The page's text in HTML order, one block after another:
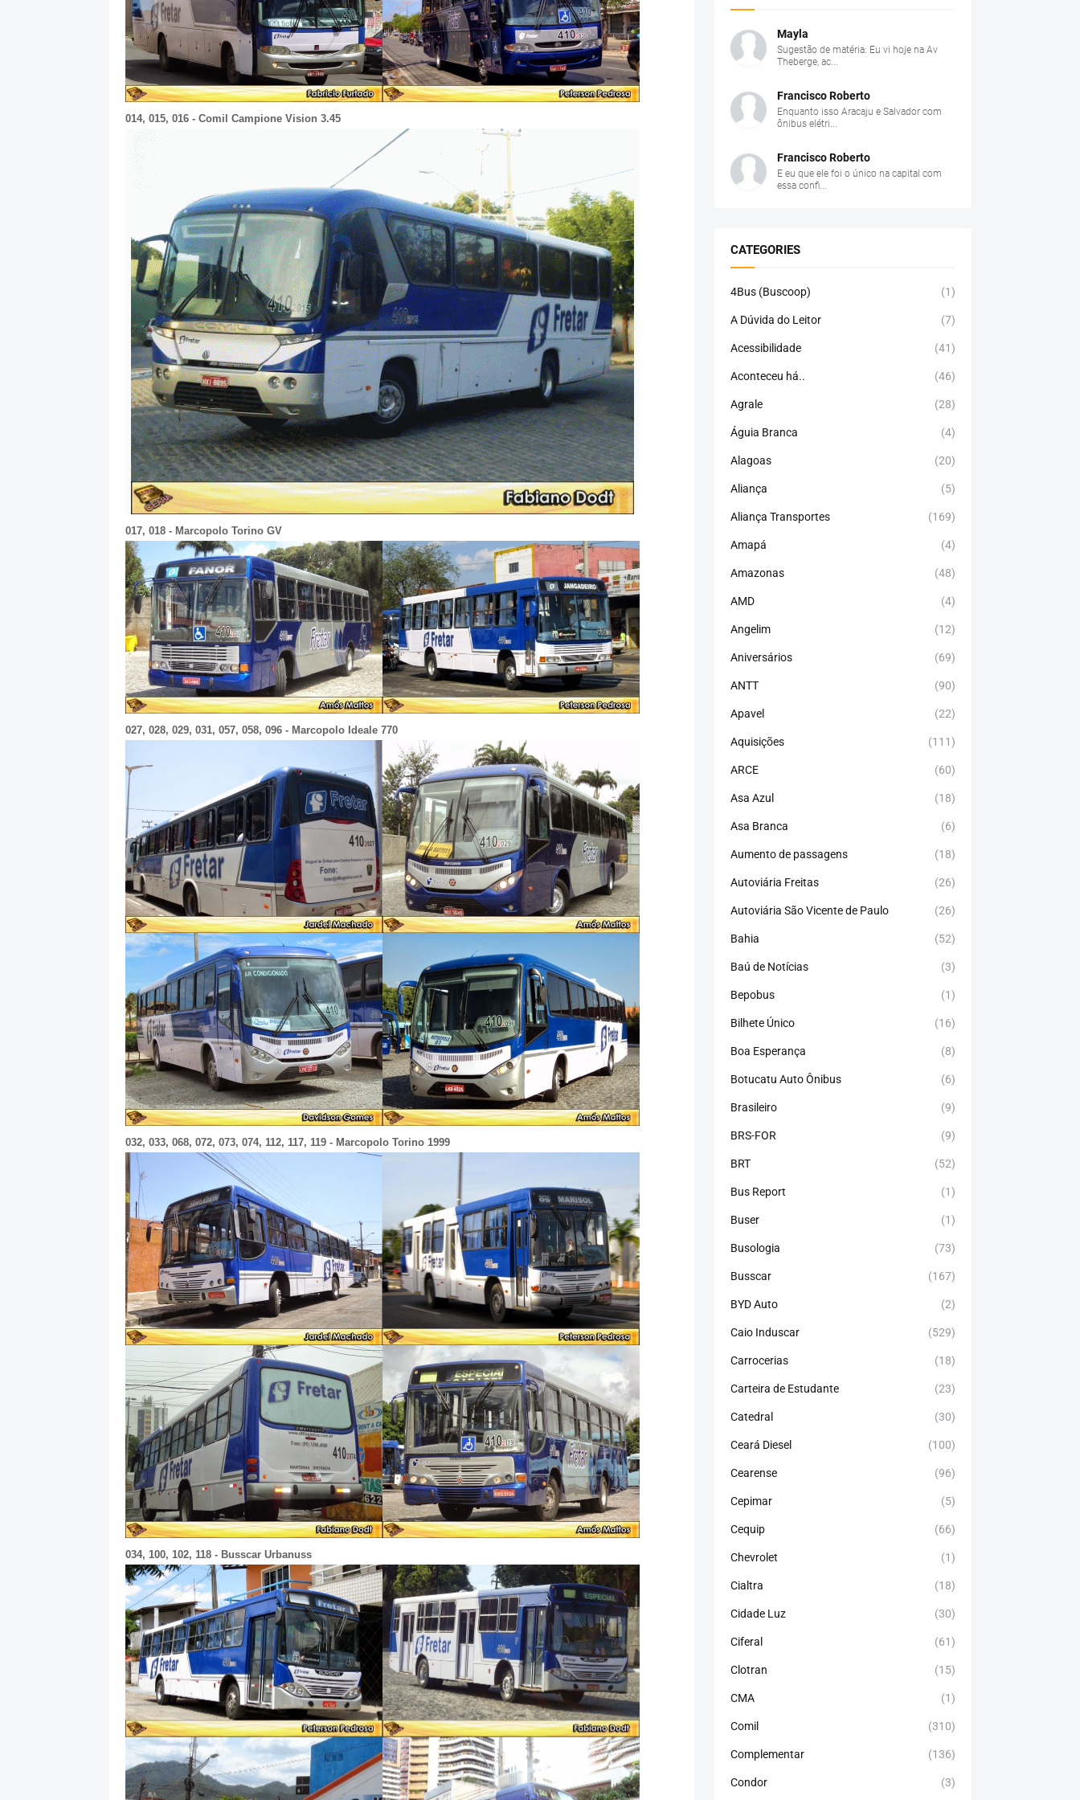
014, 015, 016 - Comil Campione Vision 3.45
017, 018 - Marcopolo Torino GV
027, 028, 029, 031, 057, 058, 096 - Marcopolo Ideale 770
032, 033, 068, 072, 073, 074, 112, 117, 119 - Marcopolo Torino 1999
034, 100, 102, 118 - Busscar Urbanuss
Mayla
Sugestão de matéria: Eu vi hoje na Av
Theberge, ac...
Francisco Roberto
Enquanto isso Aracaju e Salvador com
ônibus elétri...
Francisco Roberto
E eu que ele foi o único na capital com
essa confi...
CATEGORIES
4Bus (Buscoop) (1)
A Dúvida do Leitor (7)
Acessibilidade (41)
Aconteceu há.. (46)
Agrale (28)
Águia Branca (4)
Alagoas (20)
Aliança (5)
Aliança Transportes (169)
Amapá (4)
Amazonas (48)
AMD (4)
Angelim (12)
Aniversários (69)
ANTT (90)
Apavel (22)
Aquisições (111)
ARCE (60)
Asa Azul (18)
Asa Branca (6)
Aumento de passagens (18)
Autoviária Freitas (26)
Autoviária São Vicente de Paulo (26)
Bahia (52)
Baú de Notícias (3)
Bepobus (1)
Bilhete Único (16)
Boa Esperança (8)
Botucatu Auto Ônibus (6)
Brasileiro (9)
BRS-FOR (9)
BRT (52)
Bus Report (1)
Buser (1)
Busologia (73)
Busscar (167)
BYD Auto (2)
Caio Induscar (529)
Carrocerias (18)
Carteira de Estudante (23)
Catedral (30)
Ceará Diesel (100)
Cearense (96)
Cepimar (5)
Cequip (66)
Chevrolet (1)
Cialtra (18)
Cidade Luz (30)
Ciferal (61)
Clotran (15)
CMA (1)
Comil (310)
Complementar (136)
Condor (3)